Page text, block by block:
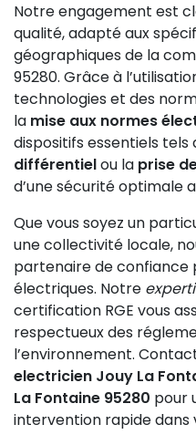
Notre engagement est
qualité, adapté aux
géographiques de la
95280. Grâce à
technologies et des
la mise aux normes
dispositifs essentiels tels
différentielou la prise
d’une sécurité optimale
Que vous soyez un
une collectivité locale,
partenaire de confiance
électriques. Notre
certification RGE vous
respectueux des
l’environnement.
electricien Jouy La
La Fontaine 95280 pour
intervention rapide dans